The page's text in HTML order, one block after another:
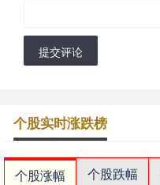
提交评论
个股实时涨跌榜
个股涨幅 个股跌幅